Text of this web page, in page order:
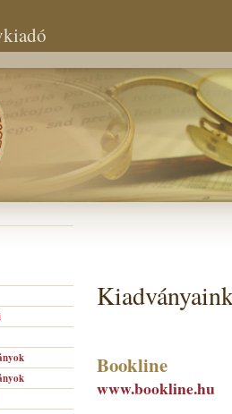
Bookline
www.bookline.hu